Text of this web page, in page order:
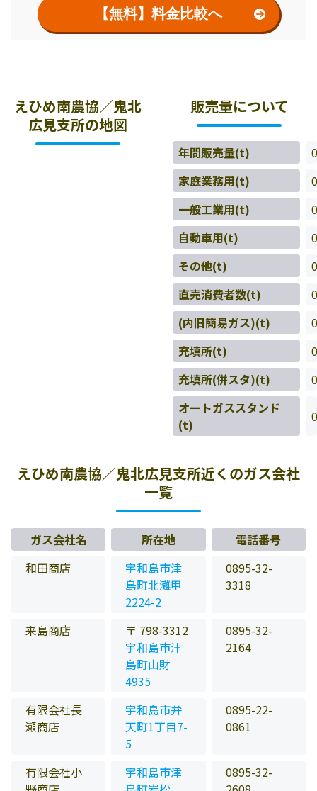
【無料】料金比較へ
えひめ南農協／鬼北
広見支所の地図
販売量について
年間販売量(t)
0
家庭業務用(t)
0
一般工業用(t)
0
自動車用(t)
0
その他(t)
0
直売消費者数(t)
0
(内旧簡易ガス)(t)
0
充填所(t)
0
充填所(併スタ)(t)
0
オートガススタンド
(t)
0
えひめ南農協／鬼北広見支所近くのガス会社
一覧
ガス会社名 所在地
電話番号
和田商店
宇和島市津
島町北灘甲
2224-2
0895-32-
3318
来島商店
〒 798-3312
宇和島市津
島町山財
4935
0895-32-
2164
有限会社長
瀬商店
宇和島市弁
天町1丁目7-
5
0895-22-
0861
有限会社小
宇和島市津
0895-32-